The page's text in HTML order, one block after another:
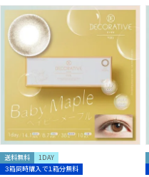
送料無料
1DAY
３箱同時購入で１箱分無料